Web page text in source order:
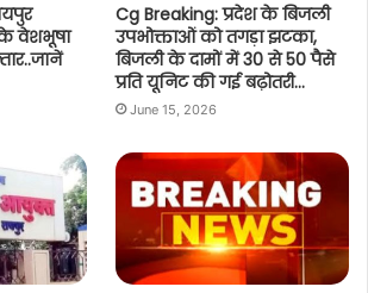
वेशभूषा
Cg Breaking: प्रदेश के बिजली
उपभोक्ताओं को तगड़ा झटका,
बिजली के दामों में 30 से 50 पैसे
प्रति यूनिट की गई बढ़ोतरी…
June 15, 2026